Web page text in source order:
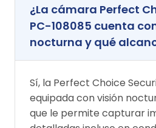
¿La cámara Perfect
PC-108085 cuenta
nocturna y qué
Sí, la Perfect Choice
equipada con visión
que le permite capturar